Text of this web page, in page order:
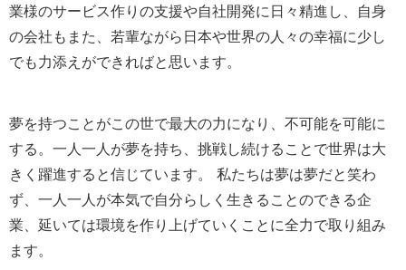
業様のサービス作りの支援や自社開発に日々精進し、自身
の会社もまた、若輩ながら日本や世界の人々の幸福に少し
でも力添えができればと思います。
夢を持つことがこの世で最大の力になり、不可能を可能に
する。一人一人が夢を持ち、挑戦し続けることで世界は大
きく躍進すると信じています。 私たちは夢は夢だと笑わ
ず、一人一人が本気で自分らしく生きることのできる企
業、延いては環境を作り上げていくことに全力で取り組み
ます。